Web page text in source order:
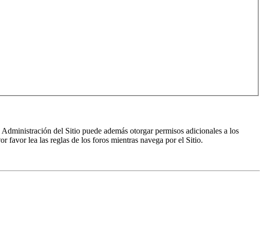
del Sitio puede además otorgar permisos adicionales a los
favor lea las reglas de los foros mientras navega por el Sitio.